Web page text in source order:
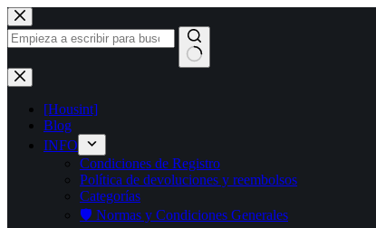
Saltar
al
contenido
Sin
resultados
[Housint]
Blog
INFO
Condiciones de Registro
Política de devoluciones y reembolsos
Categorías
🛡️ Normas y Condiciones Generales